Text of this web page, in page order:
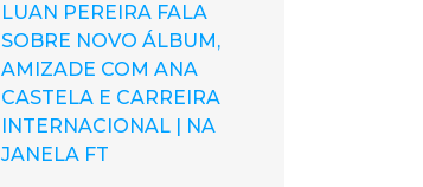
LUAN PEREIRA FALA
SOBRE NOVO ÁLBUM,
AMIZADE COM ANA
CASTELA E CARREIRA
INTERNACIONAL | NA
JANELA FT